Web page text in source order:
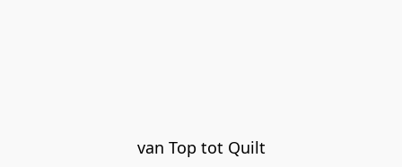
van Top tot Quilt